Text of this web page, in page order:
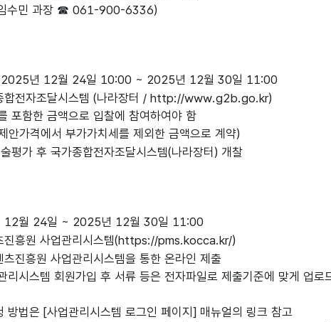
수민 과장 ☎ 061-900-6336)
2025년 12월 24일 10:00 ~ 2025년 12월 30일 11:00
합전자조달시스템 (나라장터 / http://www.g2b.go.kr)
포함한 금액으로 입찰에 참여하여야 함
안가격에서 부가가치세를 제외한 금액으로 계약)
평가 후 국가종합전자조달시스템(나라장터) 개찰
12월 24일 ~ 2025년 12월 30일 11:00
진흥원 사업관리시스템(https://pms.kocca.kr/)
진흥원 사업관리시스템을 통한 온라인 제출
리시스템 회원가입 후 서류 등은 전자파일로 제출기준에 맞게 업
법은 [사업관리시스템 로그인 페이지] 매뉴얼의 링크 참고